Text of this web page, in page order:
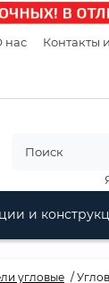
нас Контакты
и
угловые